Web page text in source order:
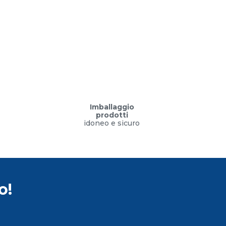
Imballaggio
prodotti
idoneo e sicuro